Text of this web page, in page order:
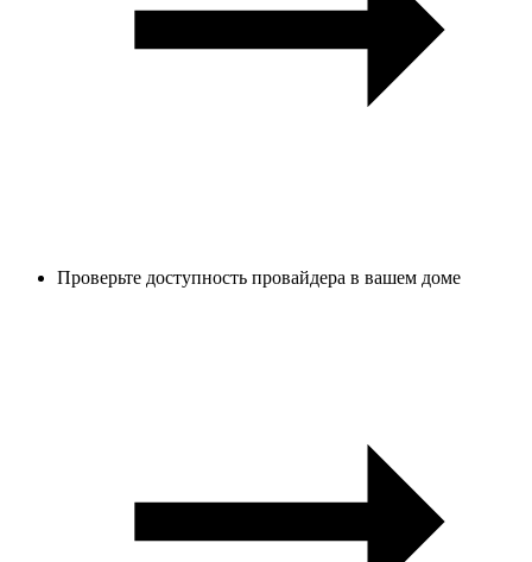
Проверьте доступность провайдера в вашем доме